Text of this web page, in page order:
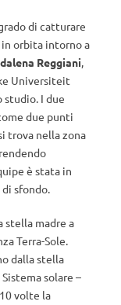
di catturare
in orbita intorno a
Reggiani,
Universiteit
studio. I due
due punti
trova nella zona
è stata in
sfondo.
stella madre a
Terra-Sole.
dalla stella
solare –
volte la